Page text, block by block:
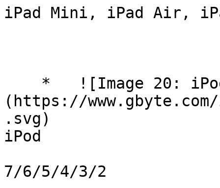
iPad Mini, iPad Air,
(https://
.svg)
iPod
7/6/5/4/3/2